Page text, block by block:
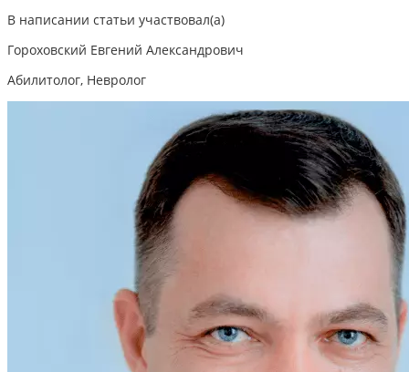
В написании статьи участвовал(а)
Гороховский Евгений Александрович
Абилитолог, Невролог